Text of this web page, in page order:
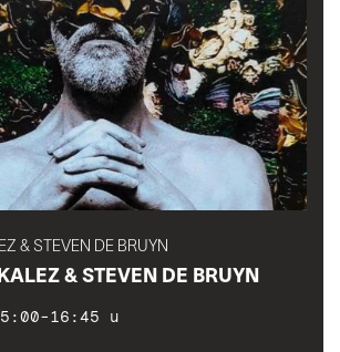
& STEVEN DE BRUYN
& STEVEN DE BRUYN
16:45 u